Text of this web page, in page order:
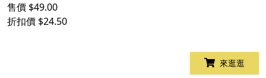
售價 $49.00
折扣價 $24.50
來逛逛